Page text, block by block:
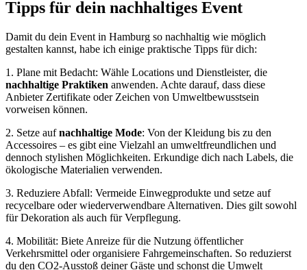
Tipps für dein nachhaltiges Event
Damit du dein Event in Hamburg so nachhaltig wie möglich
gestalten kannst, habe ich einige praktische Tipps für dich:
1. Plane mit Bedacht: Wähle Locations und Dienstleister, die
nachhaltige Praktiken anwenden. Achte darauf, dass diese
Anbieter Zertifikate oder Zeichen von Umweltbewusstsein
vorweisen können.
2. Setze aufnachhaltige Mode: Von der Kleidung bis zu den
Accessoires – es gibt eine Vielzahl an umweltfreundlichen und
dennoch stylishen Möglichkeiten. Erkundige dich nach Labels, die
ökologische Materialien verwenden.
3. Reduziere Abfall: Vermeide Einwegprodukte und setze auf
recycelbare oder wiederverwendbare Alternativen. Dies gilt sowohl
für Dekoration als auch für Verpflegung.
4. Mobilität: Biete Anreize für die Nutzung öffentlicher
Verkehrsmittel oder organisiere Fahrgemeinschaften. So reduzierst
du den CO2-Ausstoß deiner Gäste und schonst die Umwelt